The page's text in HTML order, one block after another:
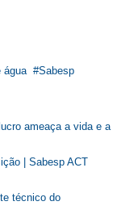
água Sabesp
ameaça a vida e a
| Sabesp ACT
técnico do